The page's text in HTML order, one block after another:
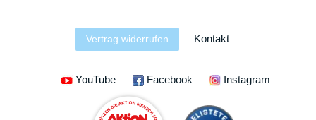
Vertrag widerrufen Kontakt
YouTube Facebook Instagram